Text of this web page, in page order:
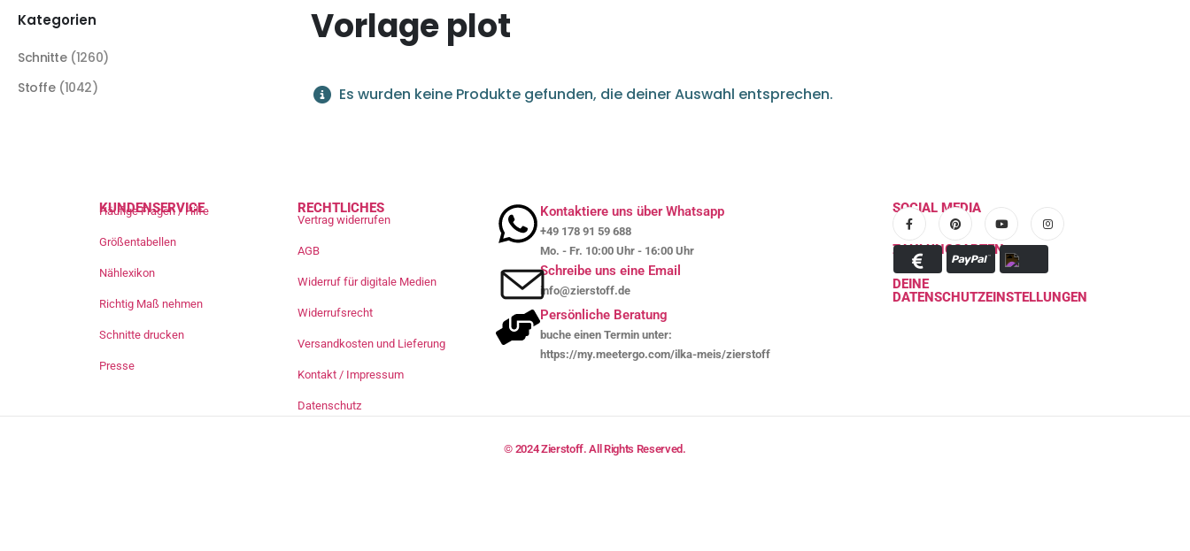
Vorlage plot
Es wurden keine Produkte gefunden, die deiner Auswahl entsprechen.
Kategorien
Schnitte (1260)
Stoffe (1042)
KUNDENSERVICE
Häufige Fragen / Hilfe
Größentabellen
Nählexikon
Richtig Maß nehmen
Schnitte drucken
Presse
RECHTLICHES
Vertrag widerrufen
AGB
Widerruf für digitale Medien
Widerrufsrecht
Versandkosten und Lieferung
Kontakt / Impressum
Datenschutz
Kontaktiere uns über Whatsapp
+49 178 91 59 688
Mo. - Fr. 10:00 Uhr - 16:00 Uhr
Schreibe uns eine Email
info@zierstoff.de
Persönliche Beratung
buche einen Termin unter:
https://my.meetergo.com/ilka-meis/zierstoff
SOCIAL MEDIA
ZAHLUNGSARTEN
DEINE
DATENSCHUTZEINSTELLUNGEN
© 2024 Zierstoff. All Rights Reserved.